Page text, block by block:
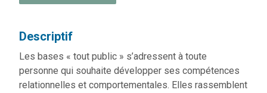
Descriptif
Les bases « tout public » s’adressent à toute
personne qui souhaite développer ses compétences
relationnelles et comportementales. Elles rassemblent